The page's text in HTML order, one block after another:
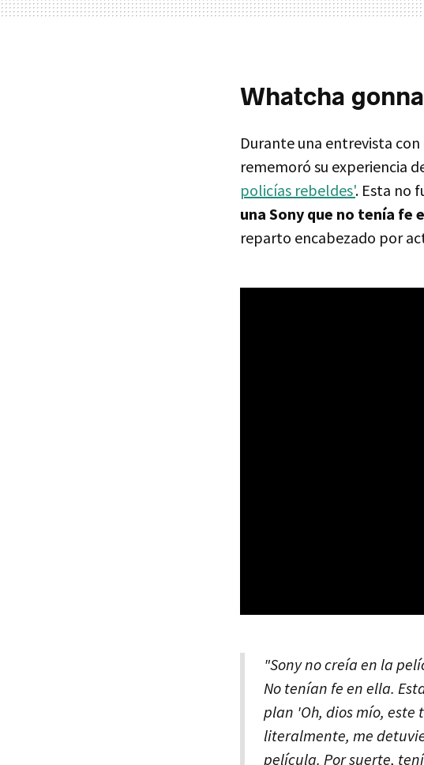
Whatcha
Durante una entrevista
rememoró su experiencia
policías rebeldes'. Esta no
una Sony que no tenía fe
reparto encabezado por
"Sony no creía en la
No tenían fe en ella.
plan 'Oh, dios mío, este
literalmente, me
película. Por suerte,